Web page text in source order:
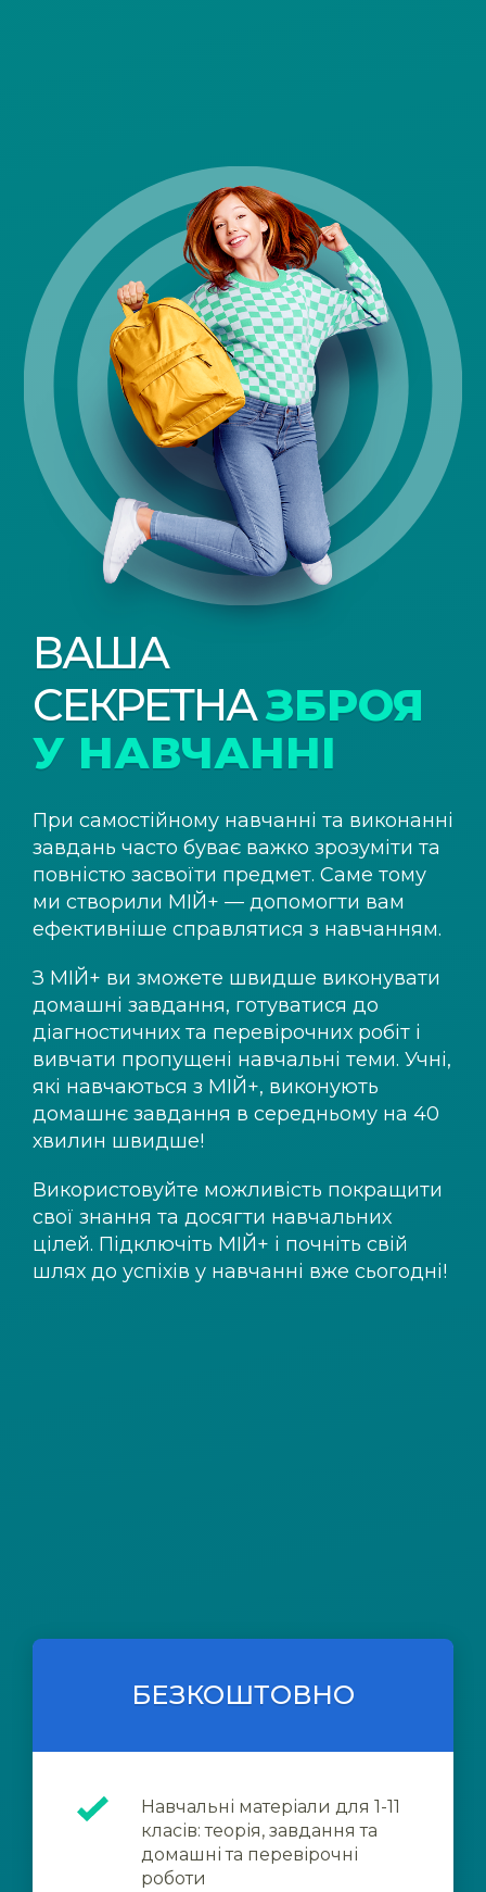
ВАША
СЕКРЕТНАЗБРОЯ
У НАВЧАННІ
При самостійному навчанні та виконанні
завдань часто буває важко зрозуміти та
повністю засвоїти предмет. Саме тому
ми створили МІЙ+ — допомогти вам
ефективніше справлятися з навчанням.
З МІЙ+ ви зможете швидше виконувати
домашні завдання, готуватися до
діагностичних та перевірочних робіт і
вивчати пропущені навчальні теми. Учні,
які навчаються з МІЙ+, виконують
домашнє завдання в середньому на 40
хвилин швидше!
Використовуйте можливість покращити
свої знання та досягти навчальних
цілей. Підключіть МІЙ+ і почніть свій
шлях до успіхів у навчанні вже сьогодні!
БЕЗКОШТОВНО
Навчальні матеріали для 1-11
класів: теорія, завдання та
домашні та перевірочні
роботи